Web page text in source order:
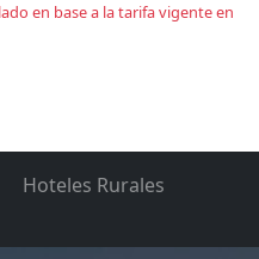
en base a la tarifa vigente en
Hoteles Rurales